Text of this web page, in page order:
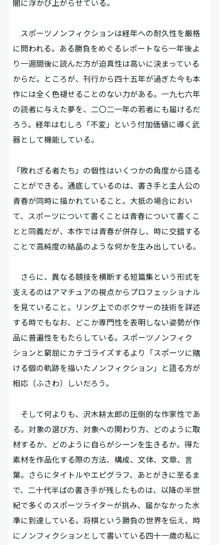
闇に浮かび上がらせている。
スポーツノンフィクションは経年への耐久性を厳格
に問われる。ある勝負をめぐるレポートなら一年後よ
り一週間後に読んだ方が迫真性は高いに決まっている
からだ。ところが、刊行から四十五年が過ぎた今も本
作には全く色褪せることのない力がある。一九七六年
の読者に与えた夢を、二〇二一年の若者にも届けるだ
ろう。経年はむしろ「不変」という付加価値に導く武
器として機能している。
『敗れざる者たち』の個性はいくつかの角度から語る
ことができる。通底しているのは、書き手と主人公の
青春が同時に描かれていること。大抵の場合におい
て、スポーツについて書くことは青春について書くこ
とと同義だが、本作では青春が併存し、時に交錯する
ことで高純度の結晶のような何かを生み出している。
さらに、異なる競技を横断する短篇集という形式を
支えるのはアマチュアの視点からプロフェッショナル
を見ていること。リング上でのボクサーの技術を詳述
する時でもなお、どこか専門性を表明しない姿勢が作
品に普遍性をもたらしている。スポーツノンフィク
ションと窮屈にカテゴライズするより「スポーツに賭
ける個の軌跡を描いたノンフィクション」と語る方が
相応（ふさわ）しいだろう。
そして何よりも、沢木耕太郎の圧倒的な作家性であ
る。対象の選び方、対象への関わり方、どのように取
材するか、どのように自らがシーンを生きるか。得た
素材を作品化する際の方法、構成、文体、文章、言
葉。さらにタイトルやエピグラフ、あとがきに至るま
で、二十代半ばの書き手が残したものは、以降の半世
紀で多くのスポーツライターが挑み、届かなかった水
準に到達している。将棋という勝負の世界を伝え、時
にノンフィクションとして書いている四十一歳の私に